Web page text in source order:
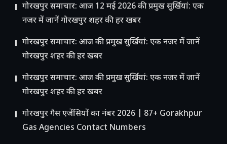
गोरखपुर समाचार: आज 12 मई 2026 की प्रमुख सुर्खियां: एक
नजर में जानें गोरखपुर शहर की हर खबर
गोरखपुर समाचार: आज की प्रमुख सुर्खियां: एक नजर में जानें
गोरखपुर शहर की हर खबर
गोरखपुर समाचार: आज की प्रमुख सुर्खियां: एक नजर में जानें
गोरखपुर शहर की हर खबर
गोरखपुर गैस एजेंसियों का नंबर 2026 | 87+ Gorakhpur
Gas Agencies Contact Numbers